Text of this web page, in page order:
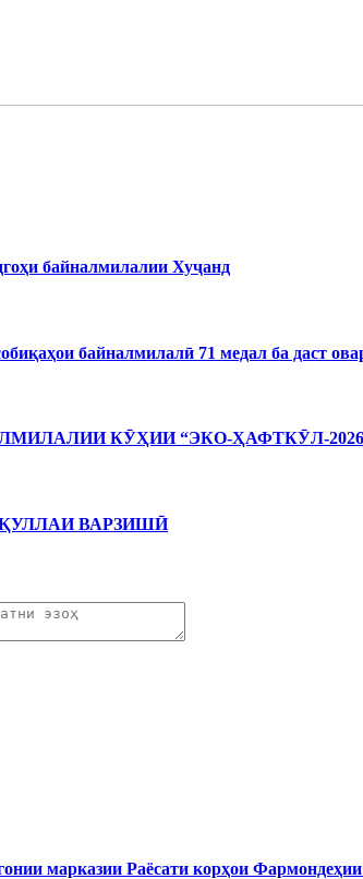
байналмилалии Хуҷанд
байналмилалӣ 71 медал ба даст
КӮҲИИ “ЭКО-ҲАФТКӮЛ-
ҚУЛЛАИ ВАРЗИШӢ
марказии Раёсати корҳои